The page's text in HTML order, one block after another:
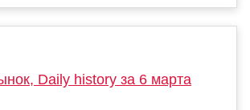
Daily history за 6 марта